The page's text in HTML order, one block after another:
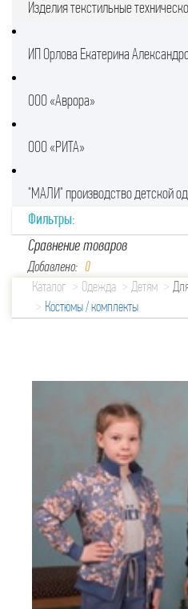
Изделия текстильные
ИП Орлова Екатерина
ООО «Аврора»
ООО «РИТА»
"МАЛИ" производство детской
Фильтры:
Сравнение товаров
Добавлено: 0
Каталог
Одежда Детям
Костюмы / комплекты